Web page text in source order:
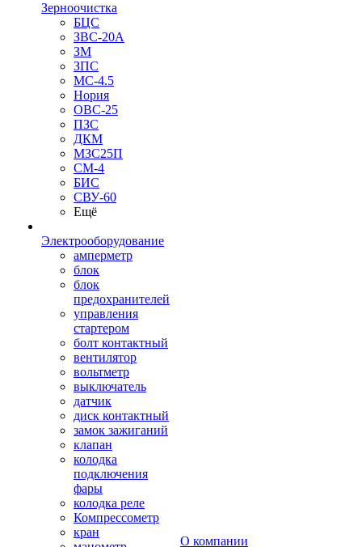
Зерноочистка
БЦС
ЗВС-20А
ЗМ
ЗПС
МС-4.5
Нория
ОВС-25
ПЗС
ДКМ
МЗС25П
СМ-4
БИС
СВУ-60
Ещё
Электрооборудование
амперметр
блок
блок
предохранителей
управления
стартером
болт контактный
вентилятор
вольтметр
выключатель
датчик
диск контактный
замок зажиганий
клапан
колодка
подключения
фары
колодка реле
Компрессометр
кран
О компании